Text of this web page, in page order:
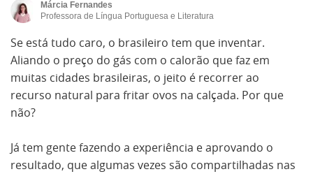
Márcia Fernandes
Professora de Língua Portuguesa e Literatura
Se está tudo caro, o brasileiro tem que inventar.
Aliando o preço do gás com o calorão que faz em
muitas cidades brasileiras, o jeito é recorrer ao
recurso natural para fritar ovos na calçada. Por que
não?
Já tem gente fazendo a experiência e aprovando o
resultado, que algumas vezes são compartilhadas nas